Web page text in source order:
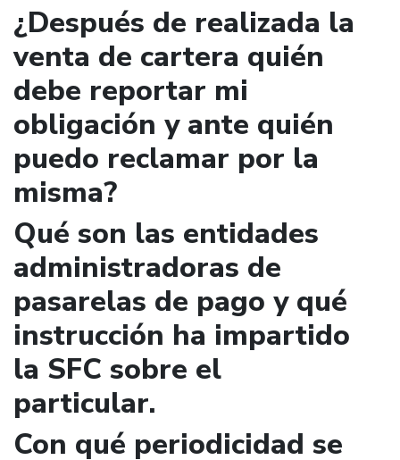
¿Después de realizada la
venta de cartera quién
debe reportar mi
obligación y ante quién
puedo reclamar por la
misma?
Qué son las entidades
administradoras de
pasarelas de pago y qué
instrucción ha impartido
la SFC sobre el
particular.
Con qué periodicidad se